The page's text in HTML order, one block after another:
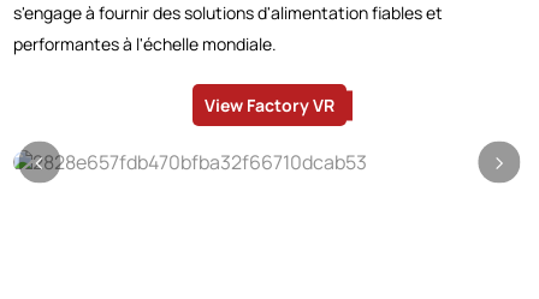
s'engage à fournir des solutions d'alimentation fiables et
performantes à l'échelle mondiale.
View Factory VR